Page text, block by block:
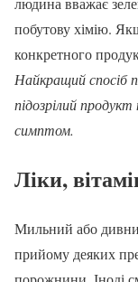
побутову хімію.
конкретного
Найкращий спосіб
підозрілий продукт
симптом.
Ліки,
Мильний або
прийому деяких